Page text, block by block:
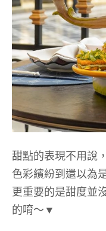
甜點的表現不用說
色彩繽紛到還以為
更重要的是甜度並
的唷～▼